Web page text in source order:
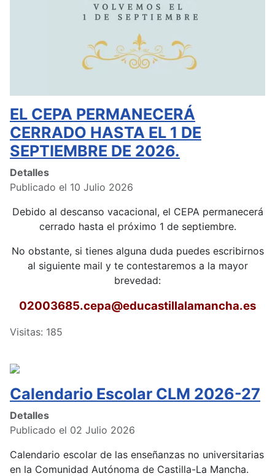
EL CEPA PERMANECERÁ
CERRADO HASTA EL 1 DE
SEPTIEMBRE DE 2026.
Detalles
Publicado el 10 Julio 2026
Debido al descanso vacacional, el CEPA permanecerá
cerrado hasta el próximo 1 de septiembre.
No obstante, si tienes alguna duda puedes escribirnos
al siguiente mail y te contestaremos a la mayor
brevedad:
02003685.cepa@educastillalamancha.es
Visitas: 185
Calendario Escolar CLM 2026-27
Detalles
Publicado el 02 Julio 2026
Calendario escolar de las enseñanzas no universitarias
en la Comunidad Autónoma de Castilla-La Mancha.